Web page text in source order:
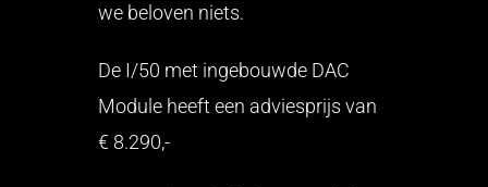
we beloven niets.
De I/50 met ingebouwde DAC
Module heeft een adviesprijs van
€ 8.290,-